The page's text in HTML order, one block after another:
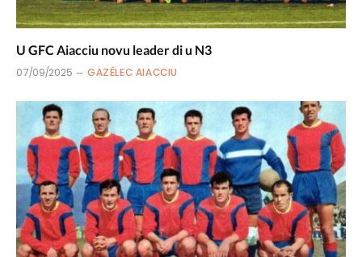
U GFC Aiacciu novu leader di u N3
07/09/2025 GAZÉLEC AIACCIU